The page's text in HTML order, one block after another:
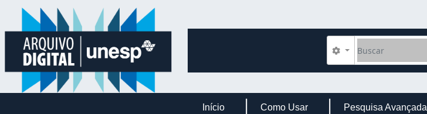
Skip to main content
Buscar
Opções de busca
Início Como Usar Pesquisa Avançada